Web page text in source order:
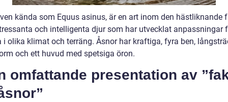
kända som Equus asinus, är en art inom den hästliknande
och intelligenta djur som har utvecklat anpassningar
i olika klimat och terräng. Åsnor har kraftiga, fyra ben,
och ett huvud med spetsiga öron.
omfattande presentation av